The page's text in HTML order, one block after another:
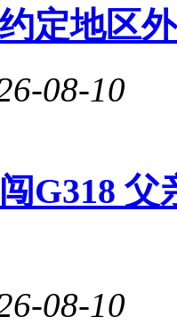
定地区
08-10
G318
08-10